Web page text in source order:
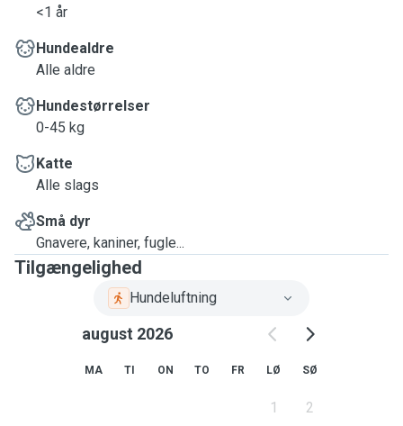
<1 år
Hundealdre
Alle aldre
Hundestørrelser
0-45 kg
Katte
Alle slags
Små dyr
Gnavere, kaniner, fugle...
Tilgængelighed
Hundeluftning
august 2026
MA TI ON TO FR LØ SØ
1 2